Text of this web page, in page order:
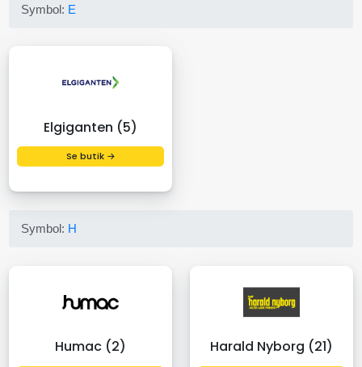
Symbol: E
Elgiganten (5)
Se butik →
Symbol: H
Humac (2) Harald Nyborg (21)